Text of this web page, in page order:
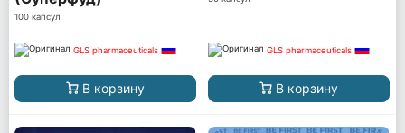
100 капсул
GLS pharmaceuticals
В корзину
GLS pharmaceuticals
В корзину